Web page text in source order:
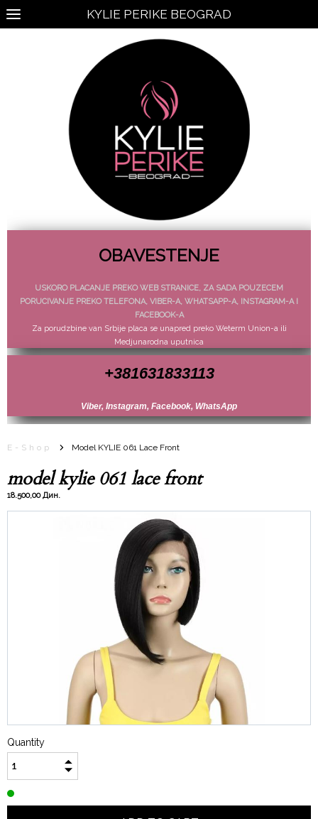
KYLIE PERIKE BEOGRAD
OBAVESTENJE
USKORO PLACANJE PREKO WEB STRANICE, ZA SADA POUZECEM
PORUCIVANJE PREKO TELEFONA, VIBER-A, WHATSAPP-A, INSTAGRAM-A I
FACEBOOK-A
Za porudzbine van Srbije placa se unapred preko Weterm Union-a ili
Medjunarodna uputnica
+381631833113
Viber, Instagram, Facebook, WhatsApp
E-Shop Model KYLIE 061 Lace Front
model kylie 061 lace front
18.500,00 Дин.
Quantity